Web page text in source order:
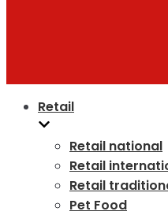
Retail
Retail national
Retail
Retail
Pet Food